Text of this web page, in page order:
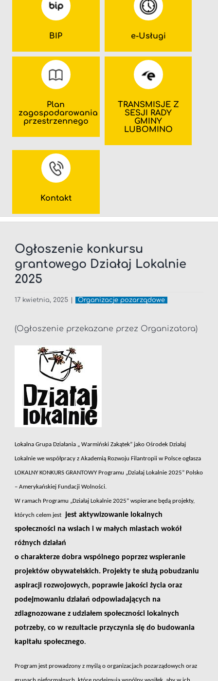
BIP e-Usługi
Plan
zagospodarowania
przestrzennego
TRANSMISJE Z
SESJI RADY
GMINY
LUBOMINO
Kontakt
Ogłoszenie konkursu
grantowego Działaj Lokalnie
2025
17 kwietnia, 2025 Organizacje pozarządowe
(Ogłoszenie przekazane przez Organizatora)
Lokalna Grupa Działania „ Warmiński Zakątek” jako Ośrodek Działaj
Lokalnie we współpracy z Akademią Rozwoju Filantropii w Polsce ogłasza
LOKALNY KONKURS GRANTOWY Programu „Działaj Lokalnie 2025” Polsko
– Amerykańskiej Fundacji Wolności.
W ramach Programu „Działaj Lokalnie 2025” wspierane będą projekty,
których celem jest
jest aktywizowanie lokalnych
społeczności na wsiach i w małych miastach wokół
różnych działań
o charakterze dobra wspólnego poprzez wspieranie
projektów obywatelskich. Projekty te służą pobudzaniu
aspiracji rozwojowych, poprawie jakości życia oraz
podejmowaniu działań odpowiadających na
zdiagnozowane z udziałem społeczności lokalnych
potrzeby, co w rezultacie przyczynia się do budowania
kapitału społecznego.
Program jest prowadzony z myślą o organizacjach pozarządowych oraz